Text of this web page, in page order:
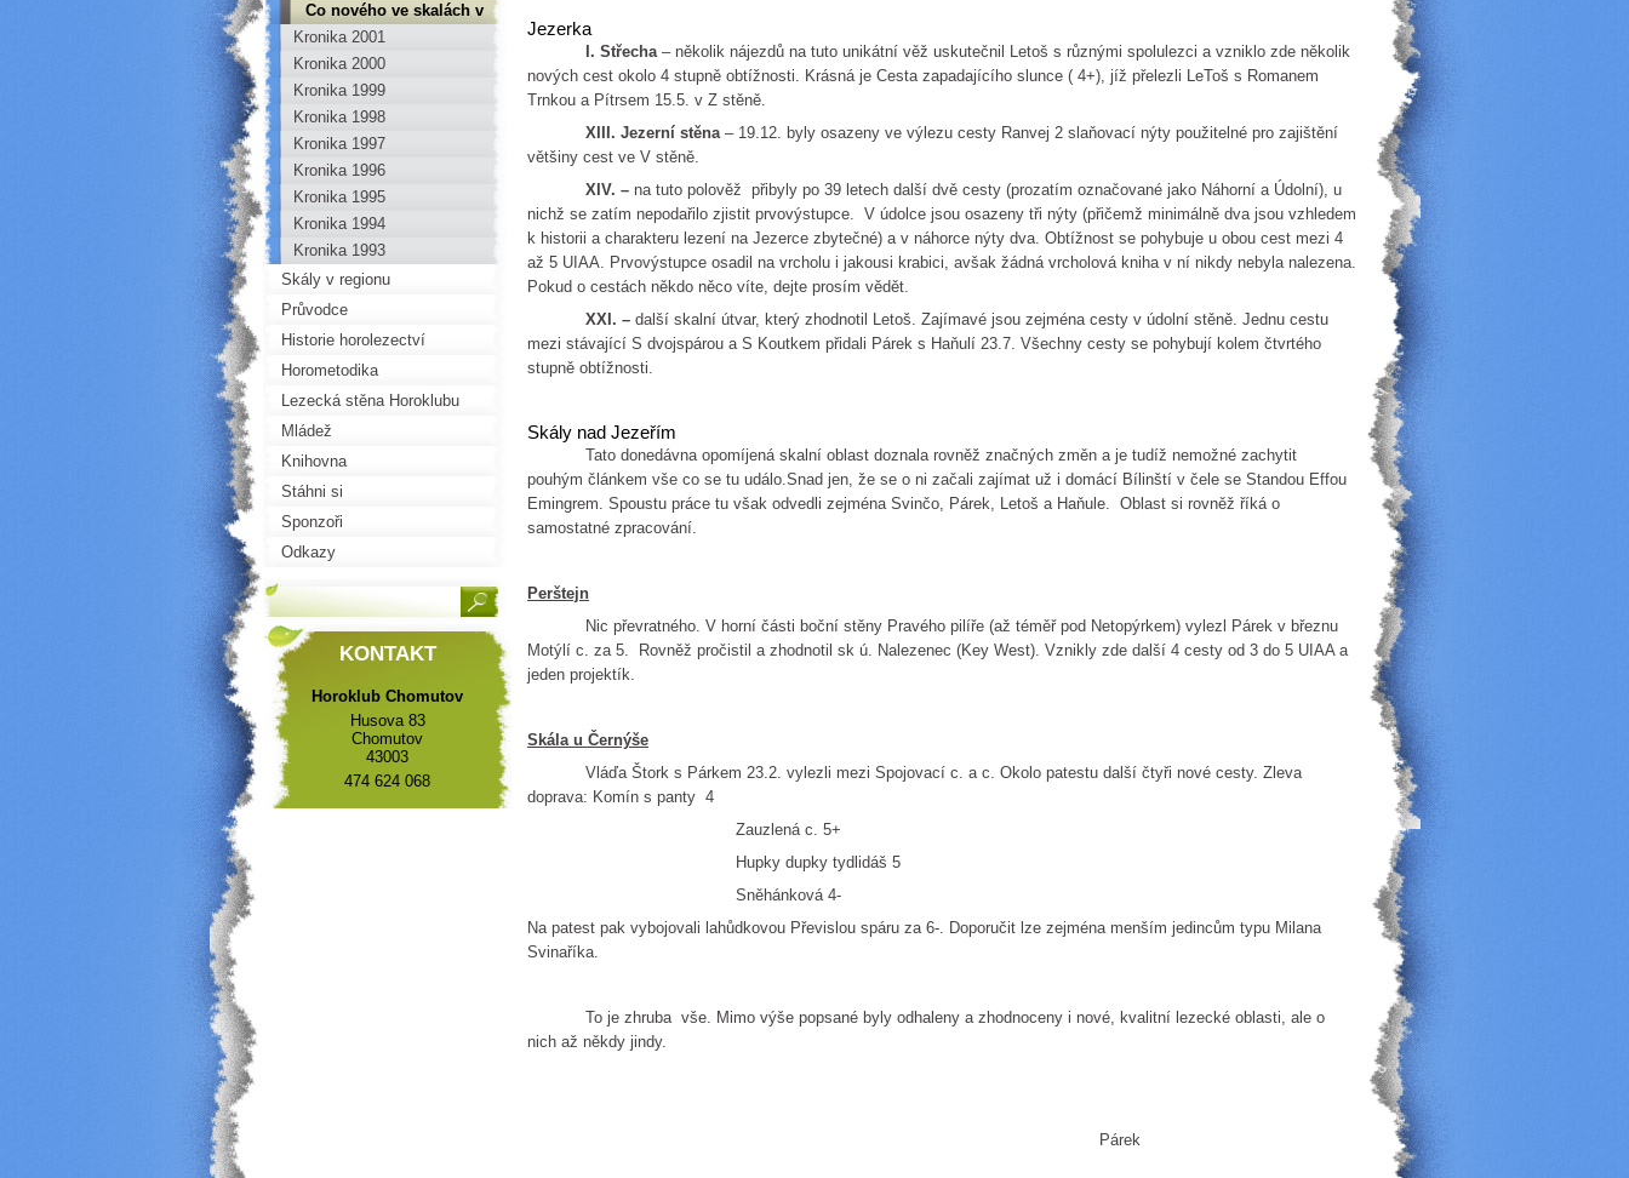
Jezerka
I. Střecha – několik nájezdů na tuto unikátní věž uskutečnil Letoš s různými spolulezci a vzniklo zde několik
nových cest okolo 4 stupně obtížnosti. Krásná je Cesta zapadajícího slunce ( 4+), jíž přelezli LeToš s Romanem
Trnkou a Pítrsem 15.5. v Z stěně.
XIII. Jezerní stěna– 19.12. byly osazeny ve výlezu cesty Ranvej 2 slaňovací nýty použitelné pro zajištění
většiny cest ve V stěně.
XIV. – na tuto polověž přibyly po 39 letech další dvě cesty (prozatím označované jako Náhorní a Údolní), u
nichž se zatím nepodařilo zjistit prvovýstupce. V údolce jsou osazeny tři nýty (přičemž minimálně dva jsou vzhledem
k historii a charakteru lezení na Jezerce zbytečné) a v náhorce nýty dva. Obtížnost se pohybuje u obou cest mezi 4
až 5 UIAA. Prvovýstupce osadil na vrcholu i jakousi krabici, avšak žádná vrcholová kniha v ní nikdy nebyla nalezena.
Pokud o cestách někdo něco víte, dejte prosím vědět.
XXI. – další skalní útvar, který zhodnotil Letoš. Zajímavé jsou zejména cesty v údolní stěně. Jednu cestu
mezi stávající S dvojspárou a S Koutkem přidali Párek s Haňulí 23.7. Všechny cesty se pohybují kolem čtvrtého
stupně obtížnosti.
Skály nad Jezeřím
Tato donedávna opomíjená skalní oblast doznala rovněž značných změn a je tudíž nemožné zachytit
pouhým článkem vše co se tu událo.Snad jen, že se o ni začali zajímat už i domácí Bílinští v čele se Standou Effou
Emingrem. Spoustu práce tu však odvedli zejména Svinčo, Párek, Letoš a Haňule. Oblast si rovněž říká o
samostatné zpracování.
Perštejn
Nic převratného. V horní části boční stěny Pravého pilíře (až téměř pod Netopýrkem) vylezl Párek v březnu
Motýlí c. za 5. Rovněž pročistil a zhodnotil sk ú. Nalezenec (Key West). Vznikly zde další 4 cesty od 3 do 5 UIAA a
jeden projektík.
Skála u Černýše
Vláďa Štork s Párkem 23.2. vylezli mezi Spojovací c. a c. Okolo patestu další čtyři nové cesty. Zleva
doprava: Komín s panty 4
Zauzlená c. 5+
Hupky dupky tydlidáš 5
Sněhánková 4-
Na patest pak vybojovali lahůdkovou Převislou spáru za 6-. Doporučit lze zejména menším jedincům typu Milana
Svinaříka.
To je zhruba vše. Mimo výše popsané byly odhaleny a zhodnoceny i nové, kvalitní lezecké oblasti, ale o
nich až někdy jindy.
Párek
roce 2002
Co nového ve skalách v
roce 2002, 2. díl
Kronika 2001
Kronika 2000
Kronika 1999
Kronika 1998
Kronika 1997
Kronika 1996
Kronika 1995
Kronika 1994
Kronika 1993
Skály v regionu
Průvodce
Historie horolezectví
Horometodika
Lezecká stěna Horoklubu
Mládež
Knihovna
Stáhni si
Sponzoři
Odkazy
KONTAKT
Horoklub Chomutov
Husova 83
Chomutov
43003
474 624 068